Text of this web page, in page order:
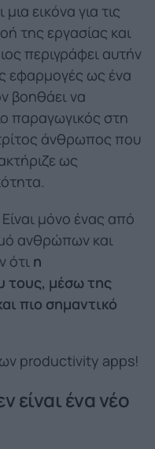
εικόνα για τις
της εργασίας και
περιγράφει αυτήν
εφαρμογές ως ένα
βοηθάει να
παραγωγικός στη
άνθρωπος που
ως
μόνο ένας από
ανθρώπων και
ότι η
τους, μέσω της
πιο σημαντικό
productivity apps!
είναι ένα νέο